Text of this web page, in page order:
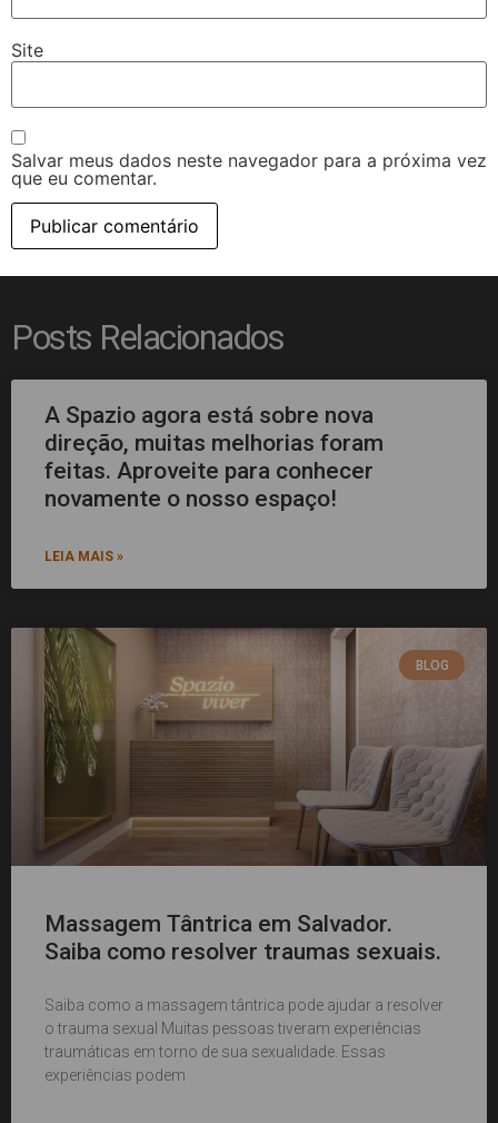
Site
Salvar meus dados neste navegador para a próxima vez
que eu comentar.
Posts Relacionados
A Spazio agora está sobre nova
direção, muitas melhorias foram
feitas. Aproveite para conhecer
novamente o nosso espaço!
LEIA MAIS »
BLOG
Massagem Tântrica em Salvador.
Saiba como resolver traumas sexuais.
Saiba como a massagem tântrica pode ajudar a resolver
o trauma sexual Muitas pessoas tiveram experiências
traumáticas em torno de sua sexualidade. Essas
experiências podem